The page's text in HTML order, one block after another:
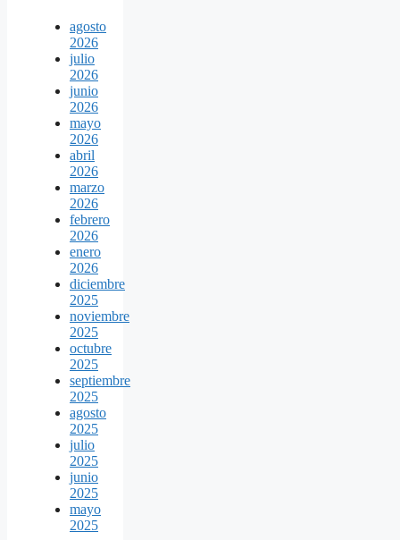
agosto
2026
julio
2026
junio
2026
mayo
2026
abril
2026
marzo
2026
febrero
2026
enero
2026
diciembre
2025
noviembre
2025
octubre
2025
septiembre
2025
agosto
2025
julio
2025
junio
2025
mayo
2025